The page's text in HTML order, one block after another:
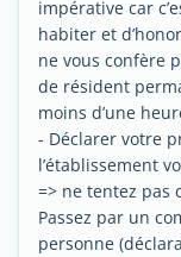
impérative car
habiter et
ne vous confère
de résident
moins d’une
- Déclarer votre
l’établissement
=> ne tentez pas
Passez par un
personne